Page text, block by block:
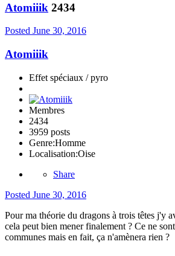
Atomiiik 2434
Posted June 30, 2016
Atomiiik
Effet spéciaux / pyro
Membres
2434
3959 posts
Genre:Homme
Localisation:Oise
Share
Posted June 30, 2016
Pour ma théorie du dragons à trois têtes j'y
cela peut bien mener finalement ? Ce ne
communes mais en fait, ça n'amènera rien ?